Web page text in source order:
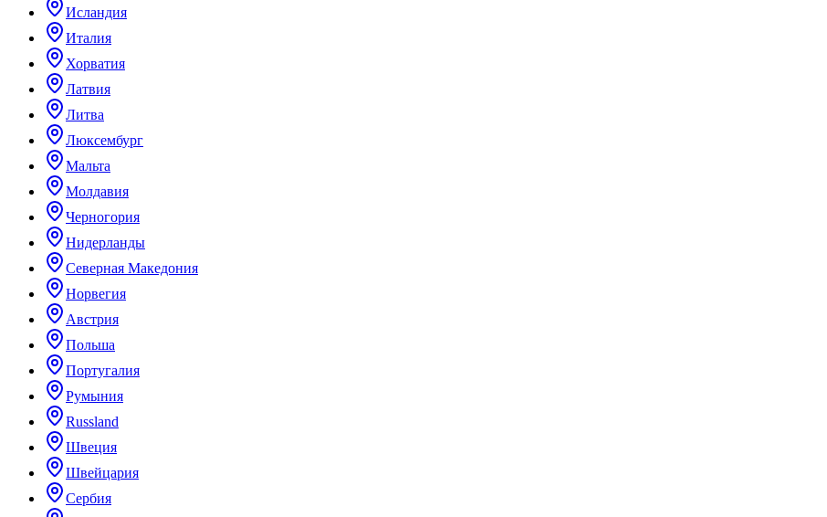
Исландия
Италия
Хорватия
Латвия
Литва
Люксембург
Мальта
Молдавия
Черногория
Нидерланды
Северная Македония
Норвегия
Австрия
Польша
Португалия
Румыния
Russland
Швеция
Швейцария
Сербия